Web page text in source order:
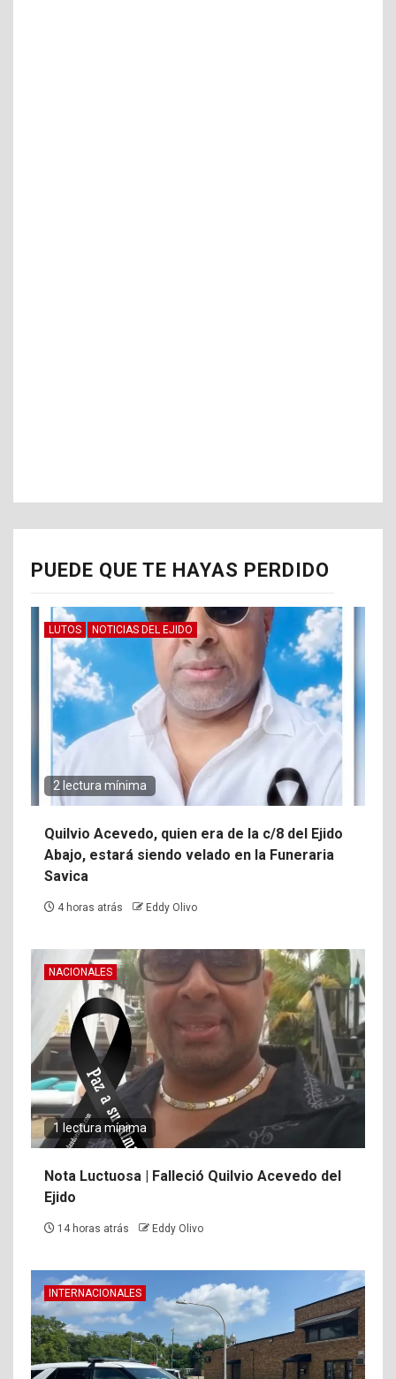
PUEDE QUE TE HAYAS PERDIDO
LUTOS NOTICIAS DEL EJIDO
2 lectura mínima
Quilvio Acevedo, quien era de la c/8 del Ejido
Abajo, estará siendo velado en la Funeraria
Savica
4 horas atrás Eddy Olivo
NACIONALES
1 lectura mínima
Nota Luctuosa | Falleció Quilvio Acevedo del
Ejido
14 horas atrás Eddy Olivo
INTERNACIONALES